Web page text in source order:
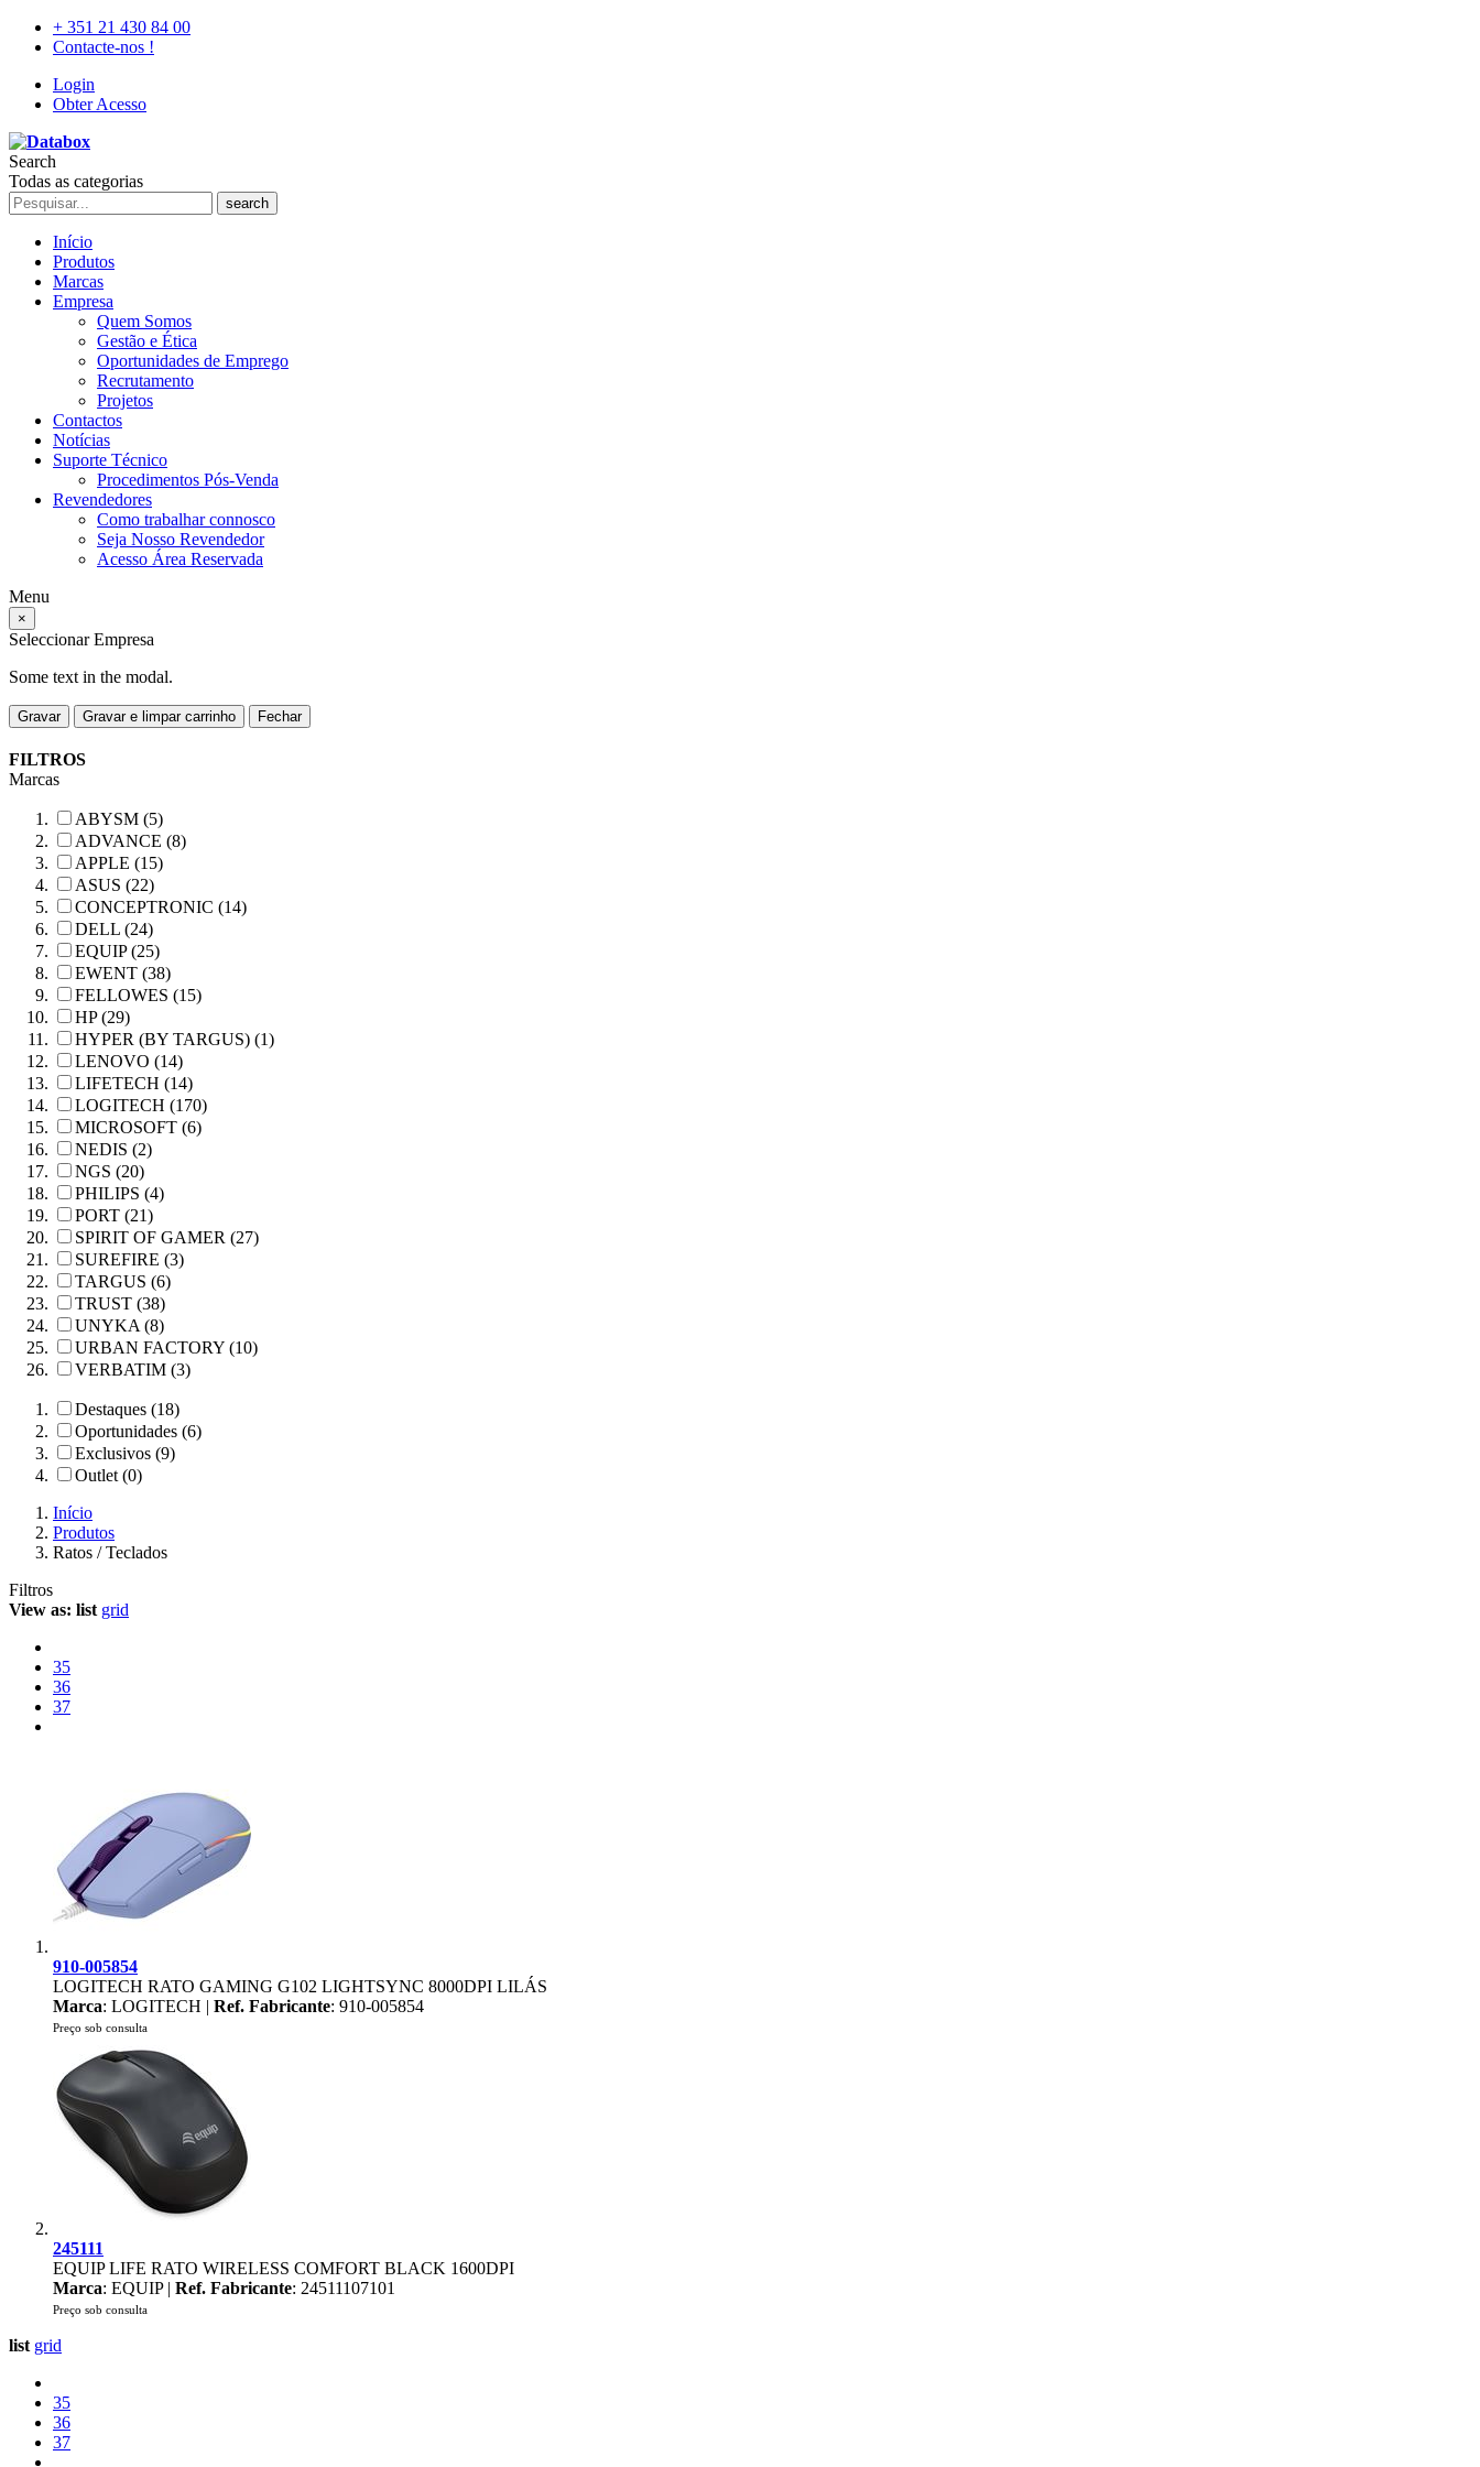
+ 351 21 430 84 00
Contacte-nos !
Login
Obter Acesso
Search
Todas as categorias
search
Início
Produtos
Marcas
Empresa
Quem Somos
Gestão e Ética
Oportunidades de Emprego
Recrutamento
Projetos
Contactos
Notícias
Suporte Técnico
Procedimentos Pós-Venda
Revendedores
Como trabalhar connosco
Seja Nosso Revendedor
Acesso Área Reservada
Menu
×
Seleccionar Empresa
Some text in the modal.
Gravar Gravar e limpar carrinho Fechar
FILTROS
Marcas
ABYSM (5)
ADVANCE (8)
APPLE (15)
ASUS (22)
CONCEPTRONIC (14)
DELL (24)
EQUIP (25)
EWENT (38)
FELLOWES (15)
HP (29)
HYPER (BY TARGUS) (1)
LENOVO (14)
LIFETECH (14)
LOGITECH (170)
MICROSOFT (6)
NEDIS (2)
NGS (20)
PHILIPS (4)
PORT (21)
SPIRIT OF GAMER (27)
SUREFIRE (3)
TARGUS (6)
TRUST (38)
UNYKA (8)
URBAN FACTORY (10)
VERBATIM (3)
Destaques (18)
Oportunidades (6)
Exclusivos (9)
Outlet (0)
Início
Produtos
Ratos / Teclados
Filtros
View as: list grid
35
36
37
910-005854
LOGITECH RATO GAMING G102 LIGHTSYNC 8000DPI LILÁS
Marca: LOGITECH | Ref. Fabricante: 910-005854
Preço sob consulta
245111
EQUIP LIFE RATO WIRELESS COMFORT BLACK 1600DPI
Marca: EQUIP | Ref. Fabricante: 24511107101
Preço sob consulta
list grid
35
36
37